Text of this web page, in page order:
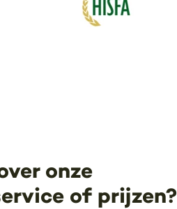
onze
of prijzen?